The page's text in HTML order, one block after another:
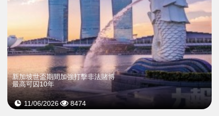
新加坡世盃期間加強打擊非法賭博
最高可囚10年
11/06/2026 8474